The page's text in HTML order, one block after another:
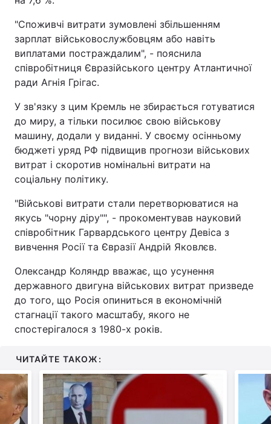
"Споживчі витрати зумовлені збільшенням
зарплат військовослужбовцям або навіть
виплатами постраждалим", - пояснила
співробітниця Євразійського центру Атлантичної
ради Агнія Грігас.
У зв'язку з цим Кремль не збирається готуватися
до миру, а тільки посилює свою військову
машину, додали у виданні. У своєму осінньому
бюджеті уряд РФ підвищив прогнози військових
витрат і скоротив номінальні витрати на
соціальну політику.
"Військові витрати стали перетворюватися на
якусь "чорну діру"", - прокоментував науковий
співробітник Гарвардського центру Девіса з
вивчення Росії та Євразії Андрій Яковлєв.
Олександр Коляндр вважає, що усунення
державного двигуна військових витрат призведе
до того, що Росія опиниться в економічній
стагнації такого масштабу, якого не
спостерігалося з 1980-х років.
ЧИТАЙТЕ ТАКОЖ: